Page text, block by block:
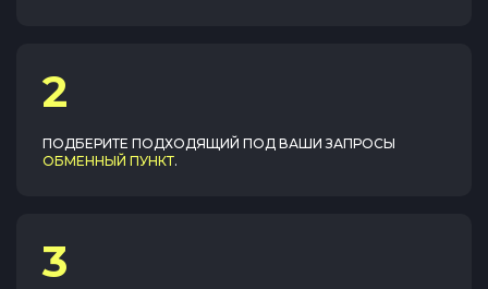
2
ПОДБЕРИТЕ ПОДХОДЯЩИЙ ПОД ВАШИ ЗАПРОСЫ
ОБМЕННЫЙ ПУНКТ.
3